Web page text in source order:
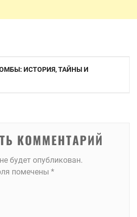
ИСТОРИЯ, ТАЙНЫ И
КОММЕНТАРИЙ
будет опубликован.
помечены *